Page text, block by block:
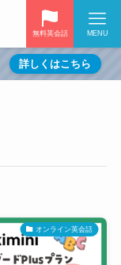
無料英会話 MENU
詳しくはこちら
オンライン英会話